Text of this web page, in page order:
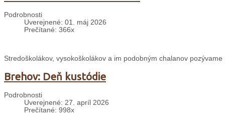
Podrobnosti
Uverejnené: 01. máj 2026
Prečítané: 366x
Stredoškolákov, vysokoškolákov a im podobným chalanov
Brehov: Deň kustódie
Podrobnosti
Uverejnené: 27. apríl 2026
Prečítané: 998x